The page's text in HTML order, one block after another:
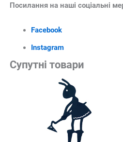
Посилання на наші соціальні
Facebook
Instagram
Супутні товари